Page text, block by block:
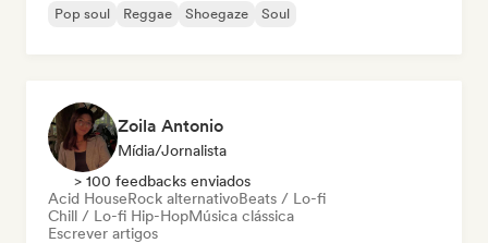
Pop soul
Reggae Shoegaze Soul
Zoila Antonio
Mídia/Jornalista
> 100 feedbacks enviados
Acid HouseRock alternativoBeats / Lo-fi
Chill / Lo-fi Hip-HopMúsica clássica
Escrever artigos